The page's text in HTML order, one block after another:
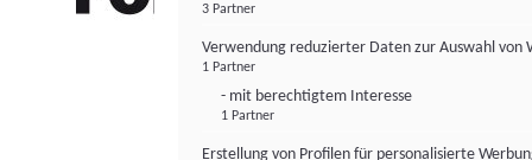
3 Partner
Verwendung reduzierter Daten zur Auswahl von
1 Partner
- mit berechtigtem Interesse
1 Partner
Erstellung von Profilen für personalisierte
FONDS professionell